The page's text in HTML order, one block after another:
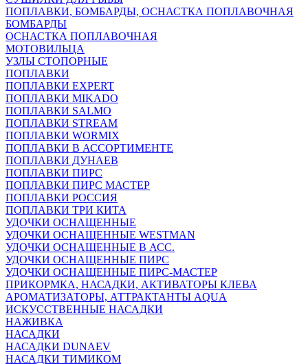
ПОПЛАВКИ, БОМБАРДЫ, ОСНАСТКА ПОПЛАВОЧНАЯ
БОМБАРДЫ
ОСНАСТКА ПОПЛАВОЧНАЯ
МОТОВИЛЬЦА
УЗЛЫ СТОПОРНЫЕ
ПОПЛАВКИ
ПОПЛАВКИ EXPERT
ПОПЛАВКИ MIKADO
ПОПЛАВКИ SALMO
ПОПЛАВКИ STREAM
ПОПЛАВКИ WORMIX
ПОПЛАВКИ В АССОРТИМЕНТЕ
ПОПЛАВКИ ДУНАЕВ
ПОПЛАВКИ ПИРС
ПОПЛАВКИ ПИРС МАСТЕР
ПОПЛАВКИ РОССИЯ
ПОПЛАВКИ ТРИ КИТА
УДОЧКИ ОСНАЩЕННЫЕ
УДОЧКИ ОСНАЩЕННЫЕ WESTMAN
УДОЧКИ ОСНАЩЕННЫЕ В АСС.
УДОЧКИ ОСНАЩЕННЫЕ ПИРС
УДОЧКИ ОСНАЩЕННЫЕ ПИРС-МАСТЕР
ПРИКОРМКА, НАСАДКИ, АКТИВАТОРЫ КЛЕВА
АРОМАТИЗАТОРЫ, АТТРАКТАНТЫ AQUA
ИСКУССТВЕННЫЕ НАСАДКИ
НАЖИВКА
НАСАДКИ
НАСАДКИ DUNAEV
НАСАДКИ ТИМИКОМ